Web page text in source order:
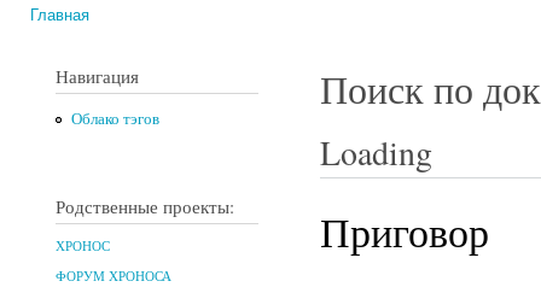
Главная
Навигация
Облако тэгов
Родственные проекты:
ХРОНОС
ФОРУМ ХРОНОСА
Поиск по
Loading
Приговор